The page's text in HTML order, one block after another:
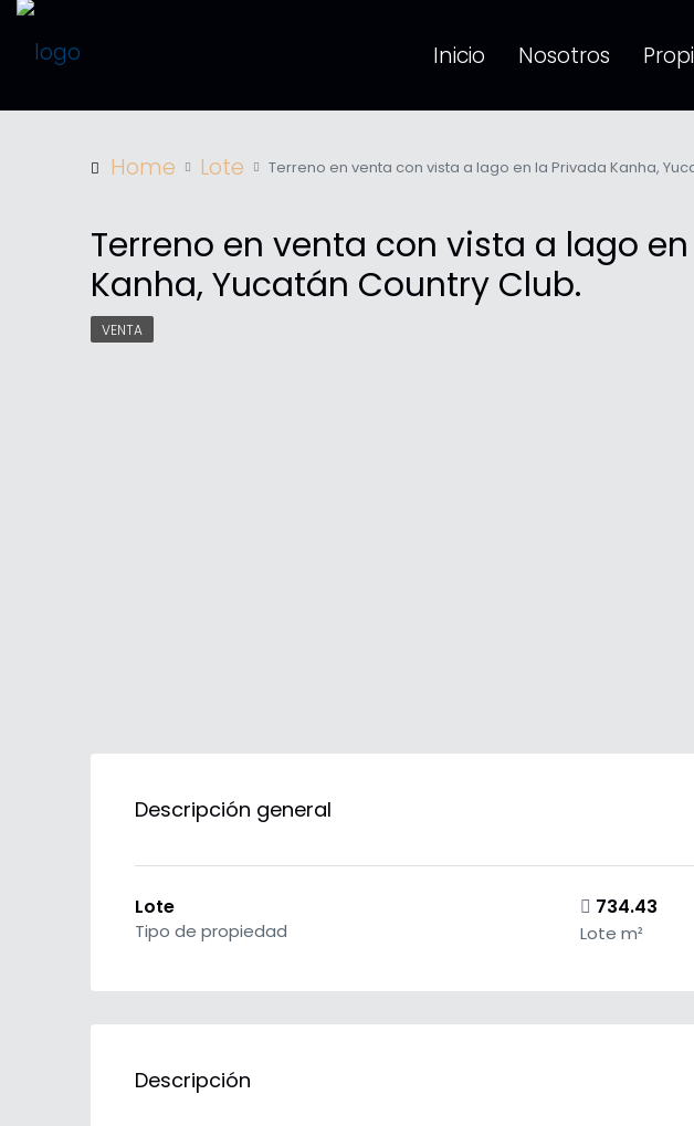
Inicio Nosotros
Home Lote Terreno en venta con vista a lago en la Privada Kanha,
Terreno en venta con vista a lago
Kanha, Yucatán Country Club.
VENTA
Descripción general
Lote
Tipo de propiedad
734.43
Lote m²
Descripción